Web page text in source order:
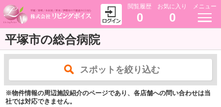
閲覧履歴
0
お気に入り
0
メニュー
平塚市の総合病院
スポットを絞り込む
※物件情報の周辺施設紹介のページであり、各店舗への問い合わせは当
社では対応できません。